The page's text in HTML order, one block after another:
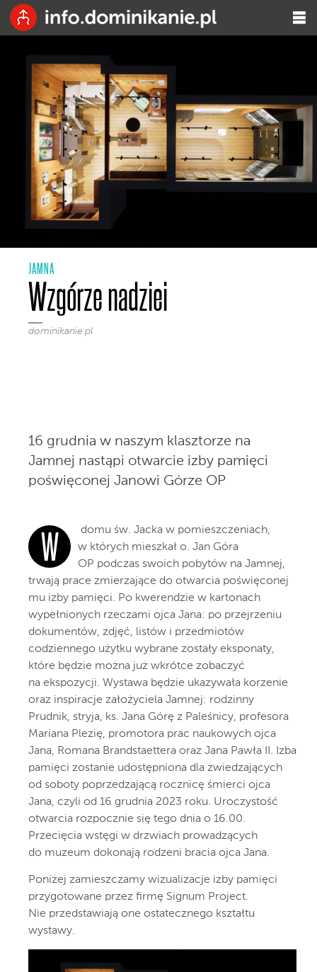
JAMNA
Wzgórze nadziei
dominikanie.pl
16 grudnia w naszym klasztorze na
Jamnej nastąpi otwarcie izby pamięci
poświęconej Janowi Górze OP
W
domu św. Jacka w pomieszczeniach,
w których mieszkał o. Jan Góra
OP podczas swoich pobytów na Jamnej,
trwają prace zmierzające do otwarcia poświęconej
mu izby pamięci. Po kwerendzie w kartonach
wypełnionych rzeczami ojca Jana: po przejrzeniu
dokumentów, zdjęć, listów i przedmiotów
codziennego użytku wybrane zostały eksponaty,
które będzie można już wkrótce zobaczyć
na ekspozycji. Wystawa będzie ukazywała korzenie
oraz inspiracje założyciela Jamnej: rodzinny
Prudnik, stryja, ks. Jana Górę z Paleśnicy, profesora
Mariana Plezię, promotora prac naukowych ojca
Jana, Romana Brandstaettera oraz Jana Pawła II. Izba
pamięci zostanie udostępniona dla zwiedzających
od soboty poprzedzającą rocznicę śmierci ojca
Jana, czyli od 16 grudnia 2023 roku. Uroczystość
otwarcia rozpocznie się tego dnia o 16.00.
Przecięcia wstęgi w drzwiach prowadzących
do muzeum dokonają rodzeni bracia ojca Jana.
Poniżej zamieszczamy wizualizacje izby pamięci
przygotowane przez firmę Signum Project.
Nie przedstawiają one ostatecznego kształtu
wystawy.